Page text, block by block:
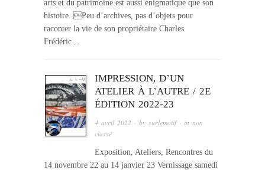
arts et du patrimoine est aussi énigmatique que son
histoire. Peu d’archives, pas d’objets pour
raconter la vie de son propriétaire Charles
Frédéric…
IMPRESSION, D’UN
ATELIER À L’AUTRE / 2E
ÉDITION 2022-23
4 avril 2022 · by surlemotif· innon
classé
Exposition, Ateliers, Rencontres du
14 novembre 22 au 14 janvier 23 Vernissage samedi